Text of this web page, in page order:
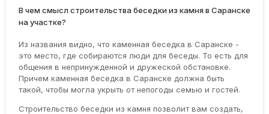
В чем смысл строительства беседки из камня в Саранске
на участке?
Из названия видно, что каменная беседка в Саранске -
это место, где собираются люди для беседы. То есть для
общения в непринужденной и дружеской обстановке.
Причем каменная беседка в Саранске должна быть
такой, чтобы могла укрыть от непогоды семью и гостей.
Строительство беседки из камня позволит вам создать,